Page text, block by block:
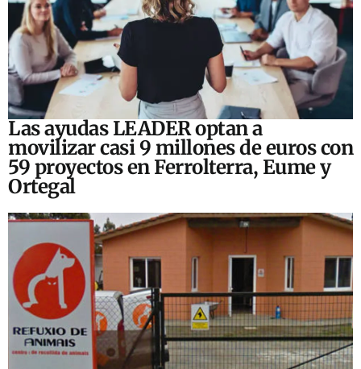
Las ayudas LEADER optan a
movilizar casi 9 millones de euros con
59 proyectos en Ferrolterra, Eume y
Ortegal